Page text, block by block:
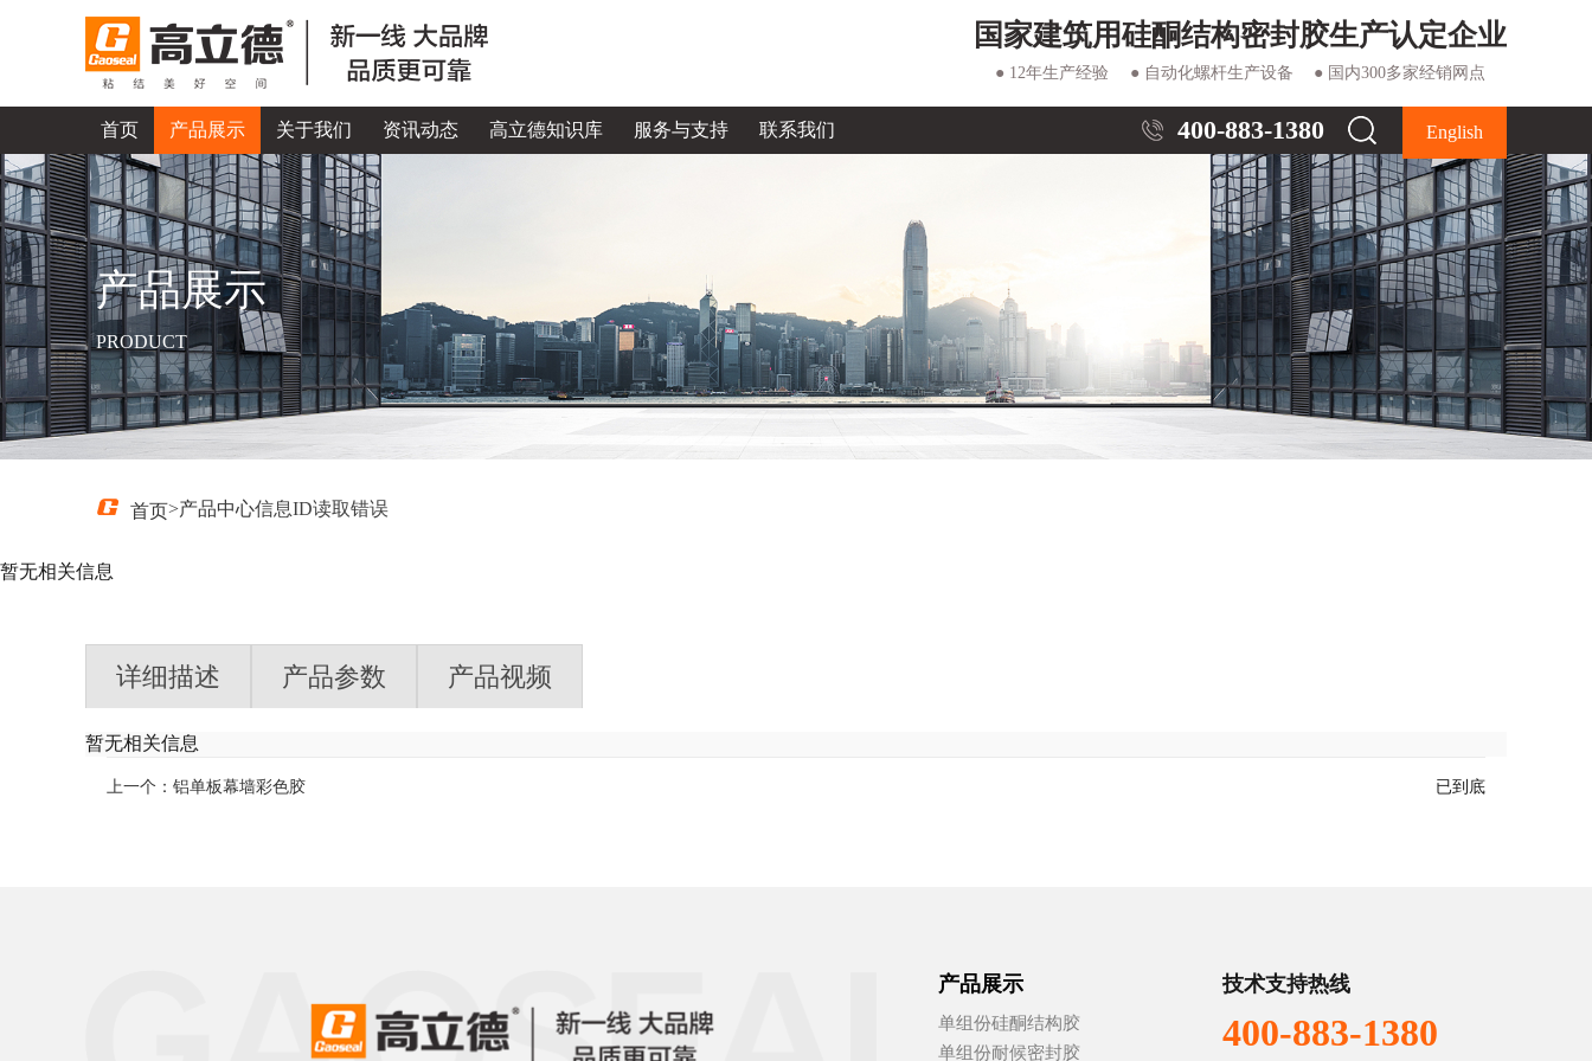
国家建筑用硅酮结构密封胶生产认定企业
● 12年生产经验 ● 自动化螺杆生产设备 ● 国内300多家经销网点
首页 产品展示 关于我们 资讯动态 高立德知识库 服务与支持 联系我们 400-883-1380 English
产品展示
PRODUCT
首页>产品中心信息ID读取错误
暂无相关信息
详细描述 产品参数 产品视频
暂无相关信息
上一个：铝单板幕墙彩色胶 已到底
产品展示
单组份硅酮结构胶
单组份耐候密封胶
技术支持热线
400-883-1380